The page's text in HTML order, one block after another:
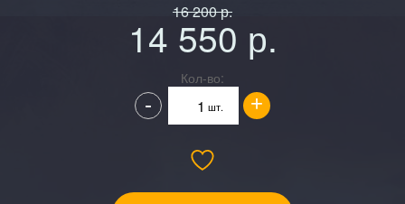
16 200р.
14 550 р.
Кол-во:
шт. +
-